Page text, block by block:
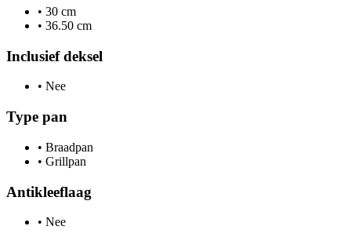
• 30 cm
• 36.50 cm
Inclusief deksel
• Nee
Type pan
• Braadpan
• Grillpan
Antikleeflaag
• Nee